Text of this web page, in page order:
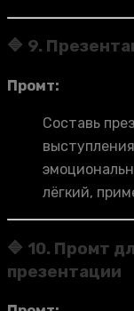
🔷 9.
Промт:
Составь
лёгкий,
🔷 10. Промт
презентации